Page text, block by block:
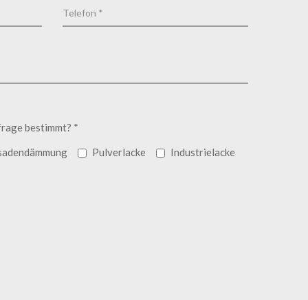
bestimmt? *
Pulverlacke
Industrielacke